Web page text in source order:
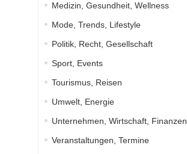
Medizin, Gesundheit, Wellness
Mode, Trends, Lifestyle
Politik, Recht, Gesellschaft
Sport, Events
Tourismus, Reisen
Umwelt, Energie
Unternehmen, Wirtschaft, Finanzen
Veranstaltungen, Termine